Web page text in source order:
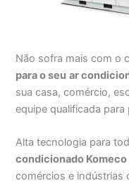
Não sofra mais com o
para o seu ar
sua casa, comércio,
equipe qualificada
Alta tecnologia para
condicionado Komeco
comércios e indústrias